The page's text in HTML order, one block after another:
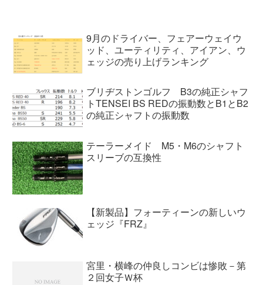
9月のドライバー、フェアーウェイウ
ッド、ユーティリティ、アイアン、ウ
ェッジの売り上げランキング
ブリヂストンゴルフ B3の純正シャフ
トTENSEI BS REDの振動数とB1とB2
の純正シャフトの振動数
テーラーメイド M5・M6のシャフト
スリーブの互換性
【新製品】フォーティーンの新しいウ
ェッジ『FRZ』
宮里・横峰の仲良しコンビは惨敗－第
２回女子Ｗ杯